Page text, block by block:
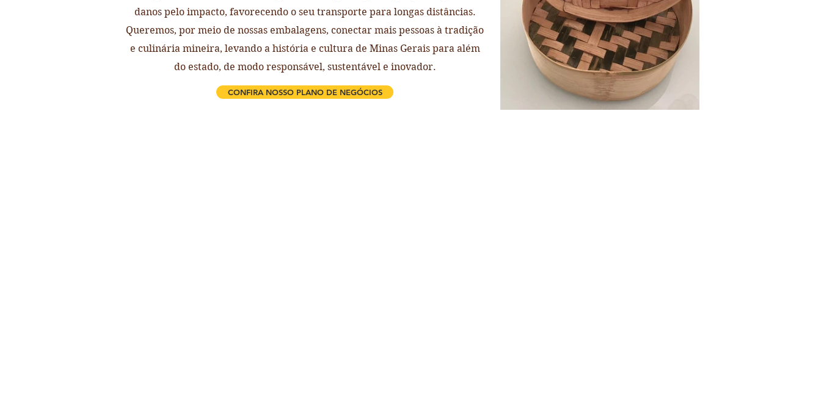
danos pelo impacto, favorecendo o seu transporte para longas distâncias.
Queremos, por meio de nossas embalagens, conectar mais pessoas à tradição
e culinária mineira, levando a história e cultura de Minas Gerais para além
do estado, de modo responsável, sustentável e inovador.
CONFIRA NOSSO PLANO DE NEGÓCIOS